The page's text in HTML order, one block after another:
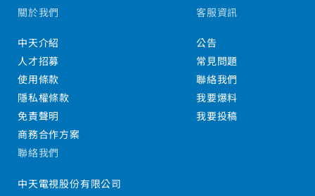
關於我們
中天介紹
人才招募
使用條款
隱私權條款
免責聲明
商務合作方案
客服資訊
公告
常見問題
聯絡我們
我要爆料
我要投稿
聯絡我們
中天電視股份有限公司